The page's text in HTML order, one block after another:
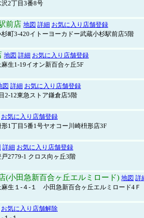
2丁目3番8号
前店 地図 詳細 お気に入り店舗登録
町3-420イトーヨーカドー武蔵小杉駅前店5階
地図 詳細 お気に入り店舗登録
生1-19イオン新百合ヶ丘5F
図 詳細 お気に入り店舗登録
2-12東急ストア鎌倉店5階
お気に入り店舗登録
1丁目5番1号ヤオコー川崎枡形店3F
詳細 お気に入り店舗登録
2779-1 クロス向ヶ丘3階
(小田急新百合ヶ丘エルミロード) 地図 詳
生１-４-１ 小田急新百合ヶ丘エルミロード4Ｆ
お気に入り店舗解除